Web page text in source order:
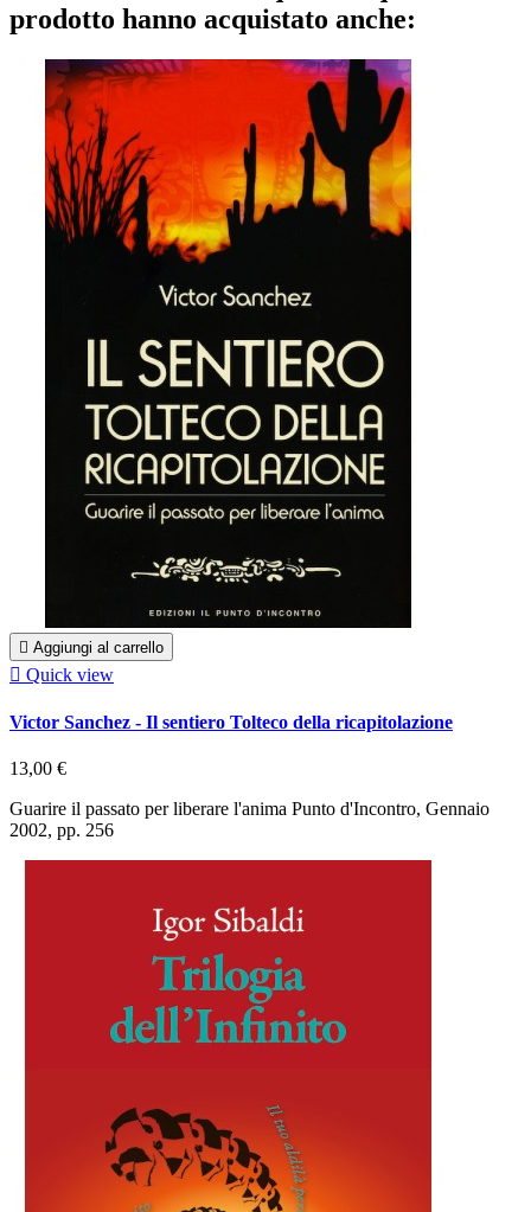
prodotto hanno acquistato anche:
 Aggiungi al carrello
 Quick view
Victor Sanchez - Il sentiero Tolteco della ricapitolazione
13,00 €
Guarire il passato per liberare l'anima Punto d'Incontro, Gennaio
2002, pp. 256